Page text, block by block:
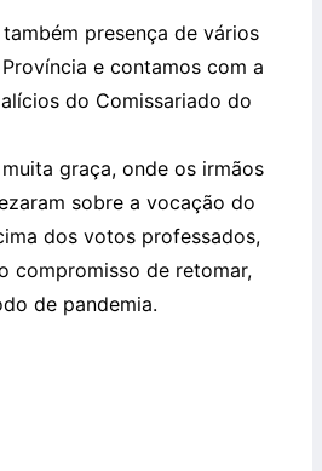
presença de vários
e contamos com a
do Comissariado do
graça, onde os irmãos
sobre a vocação do
dos votos professados,
compromisso de retomar,
de pandemia.